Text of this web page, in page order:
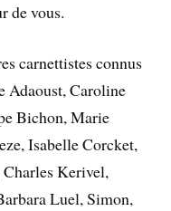
de vous.
carnettistes connus
Adaoust, Caroline
Bichon, Marie
Isabelle Corcket,
Kerivel,
Luel, Simon,